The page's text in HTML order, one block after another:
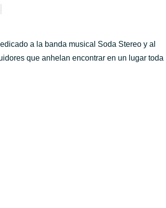
a la banda musical Soda Stereo y al
que anhelan encontrar en un lugar toda